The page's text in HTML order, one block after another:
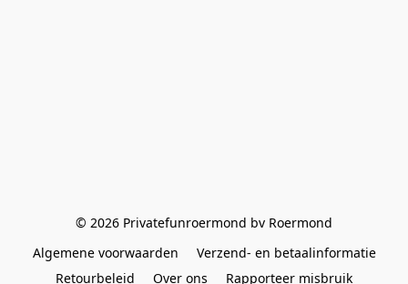
© 2026 Privatefunroermond bv Roermond
Algemene voorwaarden
Verzend- en betaalinformatie
Retourbeleid
Over ons Rapporteer misbruik